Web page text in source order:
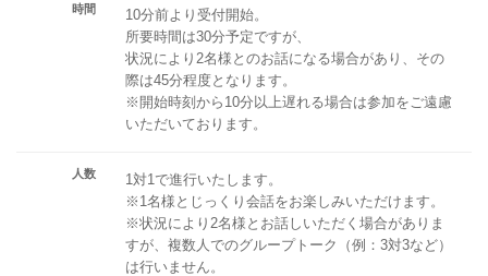
時間
10分前より受付開始。
所要時間は30分予定ですが、
状況により2名様とのお話になる場合があり、その
際は45分程度となります。
※開始時刻から10分以上遅れる場合は参加をご遠慮
いただいております。
人数
1対1で進行いたします。
※1名様とじっくり会話をお楽しみいただけます。
※状況により2名様とお話しいただく場合がありま
すが、複数人でのグループトーク（例：3対3など）
は行いません。